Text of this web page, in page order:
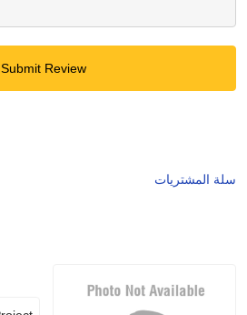
Submit Review
سلة المشتريات